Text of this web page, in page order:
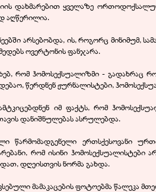
დახმარებით ყველაზე
აღწერილია.
არსებობდა, ის, როგორც მინიმუმ,
ოვერტონის ფანჯარა.
რომ ჰომოსექსუალიზმი - გადახრაც
წერდნენ ჟურნალისტები,
იმ ფაქტს, რომ
დანიშნულებას ასრულებდა.
წარმომადგენელი ერთსქესოვანი
რომ ისინი
დღეისთვის ნორმა გახდა.
მამაკაცების ფოტოებმა წალეკა